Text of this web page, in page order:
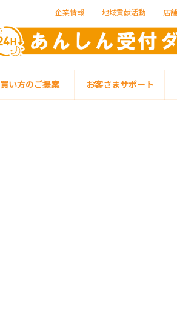
買い方のご提案 お客さまサポート
企業情報 地域貢献活動 店